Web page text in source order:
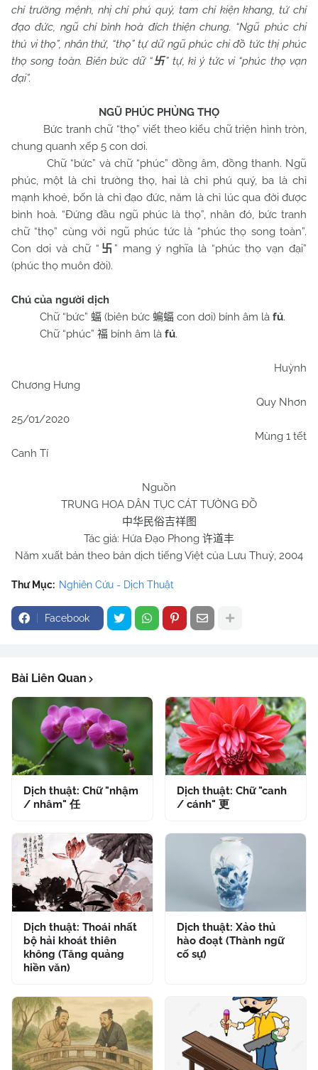
chỉ trường mệnh, nhị chỉ phú quý, tam chỉ kiện khang, tứ chỉ
đạo đức, ngũ chỉ bình hoà đích thiện chung. “Ngũ phúc chi
thủ vi thọ”, nhân thử, “thọ” tự dữ ngũ phúc chi đồ tức thị phúc
thọ song toàn. Biên bức dữ “卐” tự, kì ý tức vi “phúc thọ vạn
đại”.
NGŨ PHÚC PHỦNG THỌ
Bức tranh chữ “thọ” viết theo kiểu chữ triện hình tròn,
chung quanh xếp 5 con dơi.
Chữ “bức” và chữ “phúc” đồng âm, đồng thanh. Ngũ
phúc, một là chỉ trường thọ, hai là chỉ phú quý, ba là chỉ
mạnh khoẻ, bốn là chỉ đạo đức, năm là chỉ lúc qua đời được
bình hoà. “Đứng đầu ngũ phúc là thọ”, nhân đó, bức tranh
chữ “thọ” cùng với ngũ phúc tức là “phúc thọ song toàn”.
Con dơi và chữ “ 卐 ” mang ý nghĩa là “phúc thọ vạn đại”
(phúc thọ muôn đời).
Chú của người dịch
Chữ “bức” 蝠 (biên bức 蝙蝠 con dơi) bính âm là fú.
Chữ “phúc” 福 bính âm là fú.
Huỳnh
Chương Hưng
Quy Nhơn
25/01/2020
Mùng 1 tết
Canh Tí
Nguồn
TRUNG HOA DÂN TỤC CÁT TƯỜNG ĐỒ
中华民俗吉祥图
Tác giả: Hứa Đạo Phong 许道丰
Năm xuất bản theo bản dịch tiếng Việt của Lưu Thuỷ, 2004
Thư Mục: Nghiên Cứu - Dịch Thuật
Facebook
Bài Liên Quan
Dịch thuật: Chữ "nhậm
/ nhâm" 任
Dịch thuật: Chữ "canh
/ cánh" 更
Dịch thuật: Thoái nhất
bộ hải khoát thiên
không (Tăng quảng
hiền văn)
Dịch thuật: Xảo thủ
hào đoạt (Thành ngữ
cố sự)